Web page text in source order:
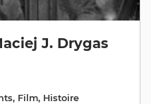
J. Drygas
, Film, Histoire